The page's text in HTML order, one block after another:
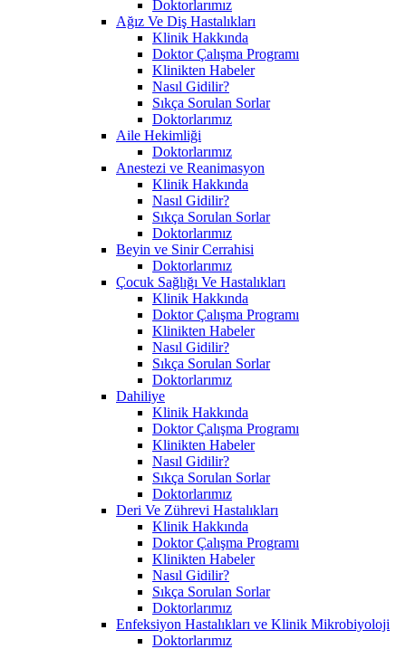
Doktorlarımız
Ağız Ve Diş Hastalıkları
Klinik Hakkında
Doktor Çalışma Programı
Klinikten Habeler
Nasıl Gidilir?
Sıkça Sorulan Sorlar
Doktorlarımız
Aile Hekimliği
Doktorlarımız
Anestezi ve Reanimasyon
Klinik Hakkında
Nasıl Gidilir?
Sıkça Sorulan Sorlar
Doktorlarımız
Beyin ve Sinir Cerrahisi
Doktorlarımız
Çocuk Sağlığı Ve Hastalıkları
Klinik Hakkında
Doktor Çalışma Programı
Klinikten Habeler
Nasıl Gidilir?
Sıkça Sorulan Sorlar
Doktorlarımız
Dahiliye
Klinik Hakkında
Doktor Çalışma Programı
Klinikten Habeler
Nasıl Gidilir?
Sıkça Sorulan Sorlar
Doktorlarımız
Deri Ve Zührevi Hastalıkları
Klinik Hakkında
Doktor Çalışma Programı
Klinikten Habeler
Nasıl Gidilir?
Sıkça Sorulan Sorlar
Doktorlarımız
Enfeksiyon Hastalıkları ve Klinik Mikrobiyoloji
Doktorlarımız